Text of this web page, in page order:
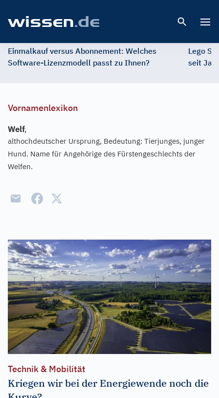
Einmalkauf versus Abonnement: Welches
Software-Lizenzmodell passt zu Ihnen?
Lego
seit
Vornamenlexikon
Welf,
althochdeutscher Ursprung, Bedeutung: Tierjunges, junger
Hund. Name für Angehörige des Fürstengeschlechts der
Welfen.
Technik & Mobilität
Kriegen wir bei der Energiewende noch die